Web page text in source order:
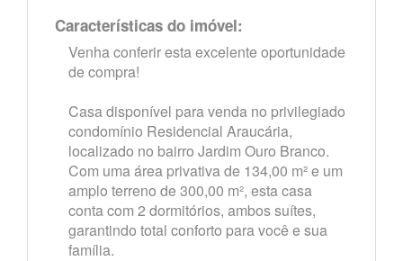
Características do imóvel:
Venha conferir esta excelente oportunidade
de compra!
Casa disponível para venda no privilegiado
condomínio Residencial Araucária,
localizado no bairro Jardim Ouro Branco.
Com uma área privativa de 134,00 m² e um
amplo terreno de 300,00 m², esta casa
conta com 2 dormitórios, ambos suítes,
garantindo total conforto para você e sua
família.